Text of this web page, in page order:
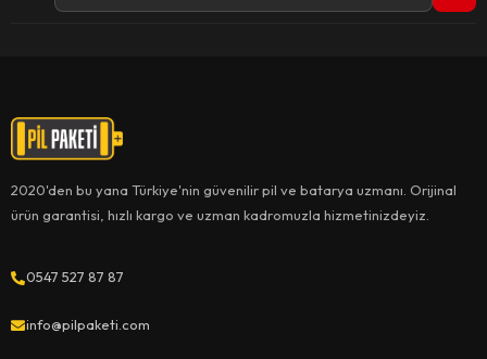
2020'den bu yana Türkiye'nin güvenilir pil ve batarya uzmanı. Orijinal
ürün garantisi, hızlı kargo ve uzman kadromuzla hizmetinizdeyiz.
0547 527 87 87
info@pilpaketi.com